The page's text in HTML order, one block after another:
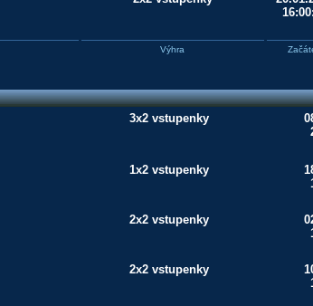
Výhra
3x2 vstupenky
1x2 vstupenky
2x2 vstupenky
2x2 vstupenky